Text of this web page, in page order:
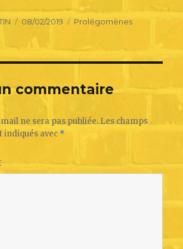
Posted
08/02/2019 Categories
Prolégomènes
commentaire
ne sera pas publiée. Les champs
indiqués avec *